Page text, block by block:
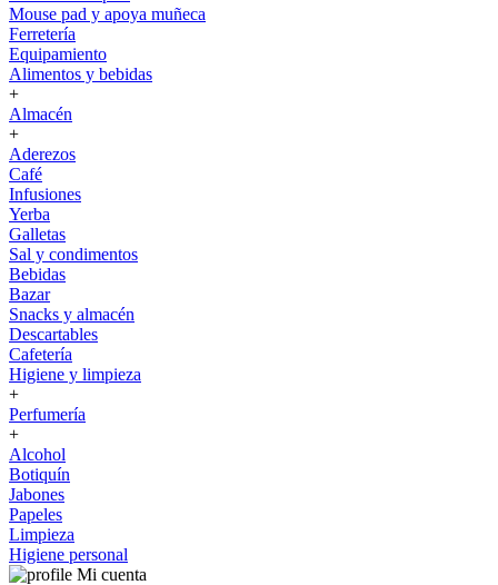
Mouse pad y apoya muñeca
Ferretería
Equipamiento
Alimentos y bebidas
+
Almacén
+
Aderezos
Café
Infusiones
Yerba
Galletas
Sal y condimentos
Bebidas
Bazar
Snacks y almacén
Descartables
Cafetería
Higiene y limpieza
+
Perfumería
+
Alcohol
Botiquín
Jabones
Papeles
Limpieza
Higiene personal
Mi cuenta